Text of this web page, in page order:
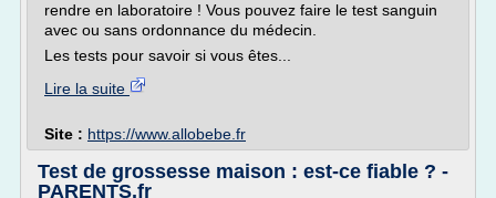
rendre en laboratoire ! Vous pouvez faire le test sanguin
avec ou sans ordonnance du médecin.
Les tests pour savoir si vous êtes...
Lire la suite
Site : https://www.allobebe.fr
Test de grossesse maison : est-ce fiable ? -
PARENTS.fr